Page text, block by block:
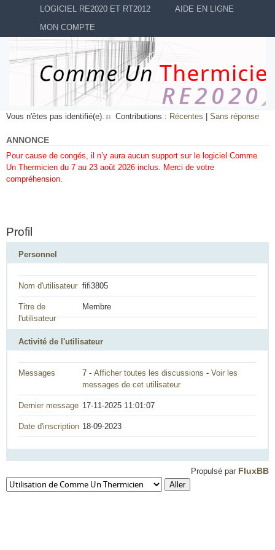
LOGICIEL RE2020 ET RT2012
AIDE EN LIGNE
MON COMPTE
Vous n'êtes pas identifié(e). Contributions : Récentes Sans réponse
ANNONCE
Pour cause de congés, il n’y aura aucun support sur le logiciel Comme
Un Thermicien du 7 au 23 août 2026 inclus. Merci de votre
compréhension.
Profil
Personnel
Nom d'utilisateur fifi3805
Titre de
l'utilisateur
Membre
Activité de l'utilisateur
Messages 7 - Afficher toutes les discussions - Voir les
messages de cet utilisateur
Dernier message 17-11-2025 11:01:07
Date d'inscription 18-09-2023
Propulsé par FluxBB